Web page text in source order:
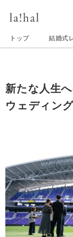
トップ 結婚式
新たな人生
ウェディン